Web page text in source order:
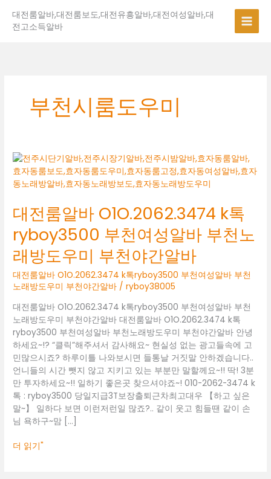
대전룸알바,대전룸보도,대전유흥알바,대전여성알바,대
전고소득알바
부천시룸도우미
대전룸알바 O1O.2062.3474 k톡
ryboy3500 부천여성알바 부천노
래방도우미 부천야간알바
대전룸알바 O1O.2062.3474 k톡ryboy3500 부천여성알바 부천
노래방도우미 부천야간알바 /ryboy38005
대전룸알바 O1O.2062.3474 k톡ryboy3500 부천여성알바 부천
노래방도우미 부천야간알바 대전룸알바 O1O.2062.3474 k톡
ryboy3500 부천여성알바 부천노래방도우미 부천야간알바 안녕
하세요~!? “클릭”해주셔서 감사해요~ 현실성 없는 광고들속에 고
민많으시죠? 하루이틀 나와보시면 들통날 거짓말 안하겠습니다..
언니들의 시간 뺏지 않고 지키고 있는 부분만 말할께요~!! 딱! 3분
만 투자하세요~!! 일하기 좋은곳 찾으셔야죠~! 010-2062-3474 k
톡 : ryboy3500 당일지급3T보장출퇴근차최고대우 【하고 싶은
말~】 일하다 보면 이런저런일 많죠?.. 같이 웃고 힘들땐 같이 손
님 욕하구~맘 […]
대
전
룸
바
O1O.2062.3474
k
톡
ryboy3500
부
천
성
알
바
부
천
노
래
방
도
우
부
더 읽기"